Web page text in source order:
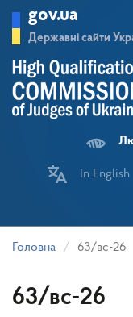
основного
матеріалу
gov.ua
Державні сайти
In English
Головна 63/вс-26
63/вс-26